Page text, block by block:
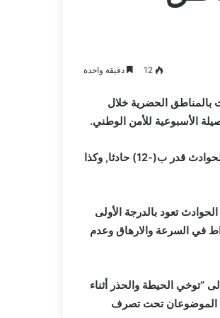
12 دقيقة واحدة
مرور جسماني, وقعت بالمناطق الحضرية خلال
وعرفت حصيلة حوادث المرور, مقارنة بإحصائيات الأسبوع الماضي, “انخفاضا في عدد الحوادث قدر ب(-12) حادثا, وكذا
تعود بالدرجة الأولى
والإفراط في السرعة والارهاق وعدم
“توخي الحيطة والحذر أثناء
مع ضرورة احترام قانون المرور”, مذكرة بالرقم الأخضر 1548 وخط النجدة 17, الموضوعان تحت تصرف